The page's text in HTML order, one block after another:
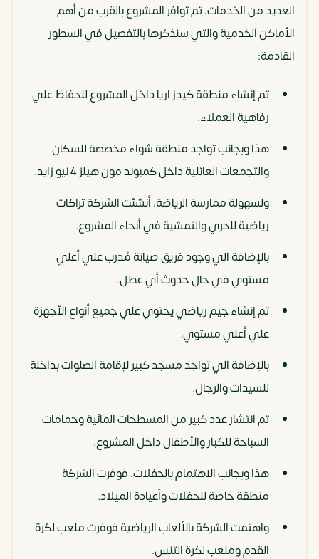
العديد من الخدمات، تم توافر المشروع بالقرب من أهم
الأماكن الخدمية والتي سنذكرها بالتفصيل في السطور
القادمة:
تم إنشاء منطقة كيدز اريا داخل المشروع للحفاظ علي
رفاهية العملاء.
هذا وبجانب تواجد منطقة شواء مخصصة للسكان
والتجمعات العائلية داخل كمبوند مون هيلز 4 نيو زايد.
ولسهولة ممارسة الرياضة، أنشئت الشركة تراكات
رياضية للجري والتمشية في أنحاء المشروع.
بالإضافة الي وجود فريق صيانة مُدرب علي أعلي
مستوي في حال حدوث أي عطل.
تم إنشاء جيم رياضي يحتوي علي جميع أنواع الأجهزة
علي أعلي مستوي.
بالإضافة الي تواجد مسجد كبير لإقامة الصلوات بداخلة
للسيدات والرجال.
تم انتشار عدد كبير من المسطحات المائية وحمامات
السباحة للكبار والأطفال داخل المشروع.
هذا وبجانب الاهتمام بالحفلات، فوفرت الشركة
منطقة خاصة للحفلات وأعيادة الميلاد.
واهتمت الشركة بالألعاب الرياضية فوفرت ملعب لكرة
القدم وملعب لكرة التنس.